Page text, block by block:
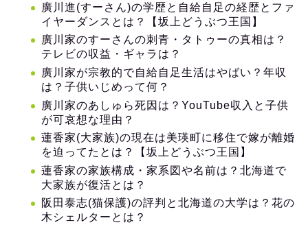
廣川進(すーさん)の学歴と自給自足の経歴とファ
イヤーダンスとは？【坂上どうぶつ王国】
廣川家のすーさんの刺青・タトゥーの真相は？
テレビの収益・ギャラは？
廣川家が宗教的で自給自足生活はやばい？年収
は？子供いじめって何？
廣川家のあしゅら死因は？YouTube収入と子供
が可哀想な理由？
蓮香家(大家族)の現在は美瑛町に移住で嫁が離婚
を迫ってたとは？【坂上どうぶつ王国】
蓮香家の家族構成・家系図や名前は？北海道で
大家族が復活とは？
阪田泰志(猫保護)の評判と北海道の大学は？花の
木シェルターとは？